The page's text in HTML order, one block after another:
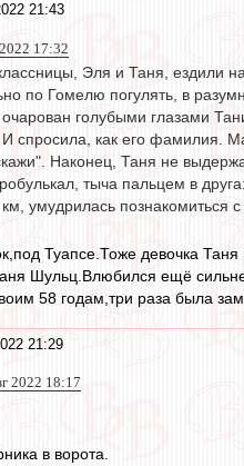
21:43
17:32
Эля и Таня, ездили
по Гомелю погулять, в
голубыми глазами
спросила, как его фамилия.
Наконец, Таня не
тыча пальцем в
км, умудрилась
Туапсе.Тоже девочка
Шульц.Влюбился ещё
58 годам,три раза была
21:29
2022 18:17
в ворота.